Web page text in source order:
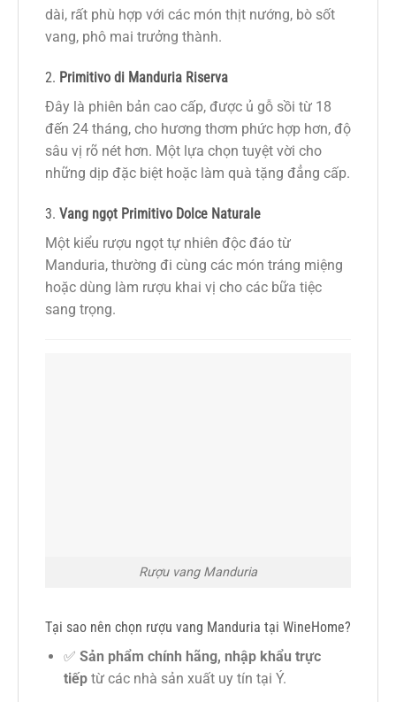
dài, rất phù hợp với các món thịt nướng, bò sốt
vang, phô mai trưởng thành.
2. Primitivo di Manduria Riserva
Đây là phiên bản cao cấp, được ủ gỗ sồi từ 18
đến 24 tháng, cho hương thơm phức hợp hơn, độ
sâu vị rõ nét hơn. Một lựa chọn tuyệt vời cho
những dịp đặc biệt hoặc làm quà tặng đẳng cấp.
3. Vang ngọt Primitivo Dolce Naturale
Một kiểu rượu ngọt tự nhiên độc đáo từ
Manduria, thường đi cùng các món tráng miệng
hoặc dùng làm rượu khai vị cho các bữa tiệc
sang trọng.
Rượu vang Manduria
Tại sao nên chọn rượu vang Manduria tại WineHome?
✅ Sản phẩm chính hãng, nhập khẩu trực
tiếptừ các nhà sản xuất uy tín tại Ý.